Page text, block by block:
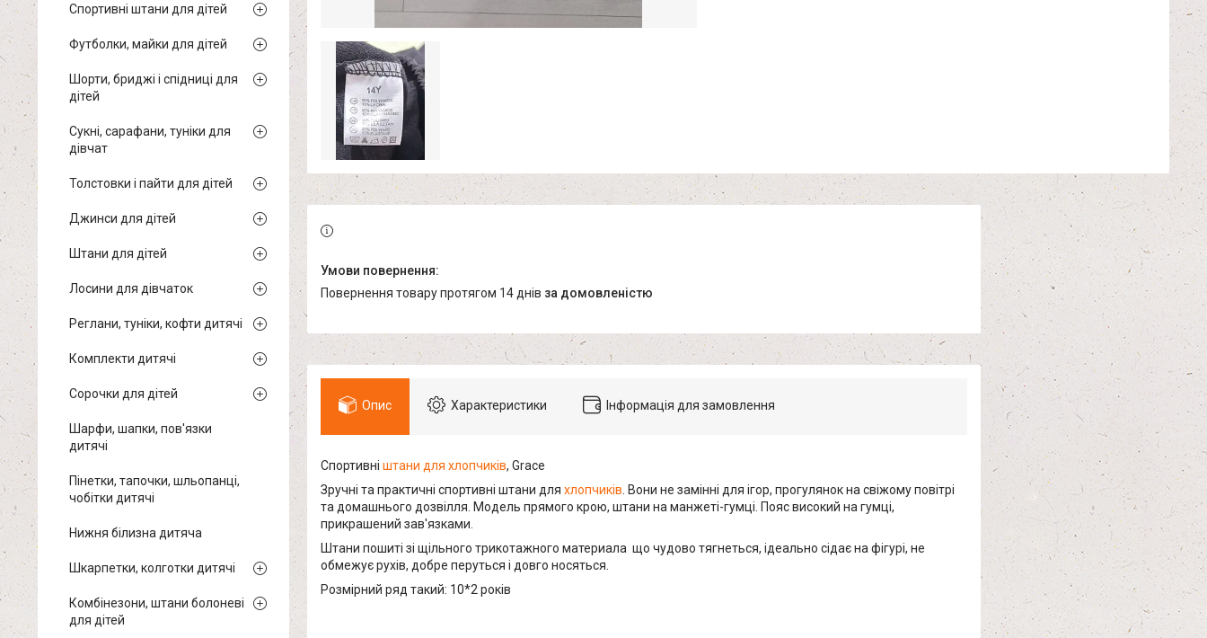
повернення товару протягом 14 днів за домовленістю
Опис Характеристики Інформація для замовлення
Спортивні штани для хлопчиків, Grace
Зручні та практичні спортивні штани для хлопчиків. Вони не замінні для ігор, прогулянок на свіжому повітрі
та домашнього дозвілля. Модель прямого крою, штани на манжеті-гумці. Пояс високий на гумці,
прикрашений зав'язками.
Штани пошиті зі щільного трикотажного материала що чудово тягнеться, ідеально сідає на фігурі, не
обмежує рухів, добре перуться і довго носяться.
Розмірний ряд такий: 10*2 років
Спортивні штани для дітей
Футболки, майки для дітей
Шорти, бриджі і спідниці для
дітей
Сукні, сарафани, туніки для
дівчат
Толстовки і пайти для дітей
Джинси для дітей
Штани для дітей
Лосини для дівчаток
Реглани, туніки, кофти дитячі
Комплекти дитячі
Сорочки для дітей
Шарфи, шапки, пов'язки
дитячі
Пінетки, тапочки, шльопанці,
чобітки дитячі
Нижня білизна дитяча
Шкарпетки, колготки дитячі
Комбінезони, штани болоневі
для дітей